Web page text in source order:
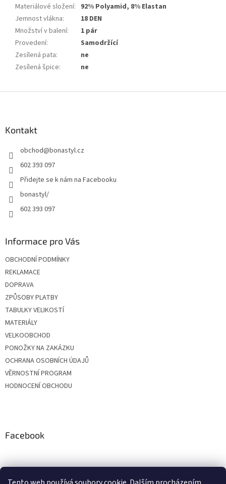
Materiálové složení: 92% Polyamid, 8% Elastan
Jemnost vlákna:
18 DEN
Množství v balení:
1 pár
Provedení:
Samodržící
Zesílená pata:
ne
Zesílená špice: ne
Kontakt
obchod@bonastyl.cz
602 393 097
Přidejte se k nám na Facebooku
bonastyl/
602 393 097
Informace pro Vás
OBCHODNÍ PODMÍNKY
REKLAMACE
DOPRAVA
ZPŮSOBY PLATBY
TABULKY VELIKOSTÍ
MATERIÁLY
VELKOOBCHOD
PONOŽKY NA ZAKÁZKU
OCHRANA OSOBNÍCH ÚDAJŮ
VĚRNOSTNÍ PROGRAM
HODNOCENÍ OBCHODU
Facebook